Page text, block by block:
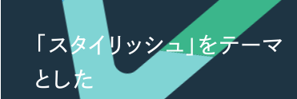
「スタイリッシュ」をテーマ
とした